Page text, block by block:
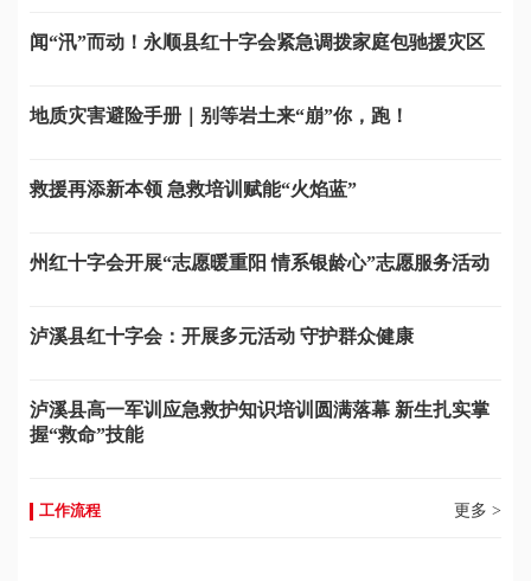
闻“汛”而动！永顺县红十字会紧急调拨家庭包驰援灾区
地质灾害避险手册｜别等岩土来“崩”你，跑！
救援再添新本领 急救培训赋能“火焰蓝”
州红十字会开展“志愿暖重阳 情系银龄心”志愿服务活动
泸溪县红十字会：开展多元活动 守护群众健康
泸溪县高一军训应急救护知识培训圆满落幕 新生扎实掌
握“救命”技能
工作流程 更多 >